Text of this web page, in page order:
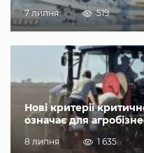
7 липня 519
Нові критерії
означає для
8 липня 1 635